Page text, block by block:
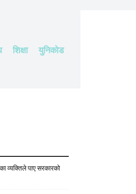
शिक्षा युनिकोड
व्यक्तिले पाए सरकारको